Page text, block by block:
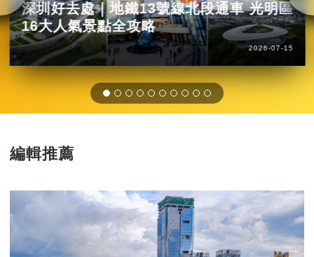
深圳好去處｜地鐵13號線北段通車 光明區
16大人氣景點全攻略
2026-07-15
編輯推薦